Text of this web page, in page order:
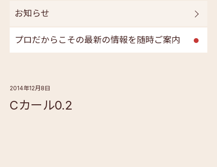
お知らせ
プロだからこその最新の情報を随時ご案内
2014年12月8日
Cカール0.2